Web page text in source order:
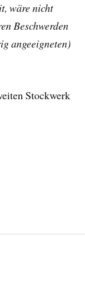
wäre nicht
Beschwerden
angeeigneten)
Stockwerk